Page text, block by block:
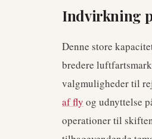
Indvirkning
Denne store
bredere
valgmuligheder til
af fly og udnyttelse
operationer til